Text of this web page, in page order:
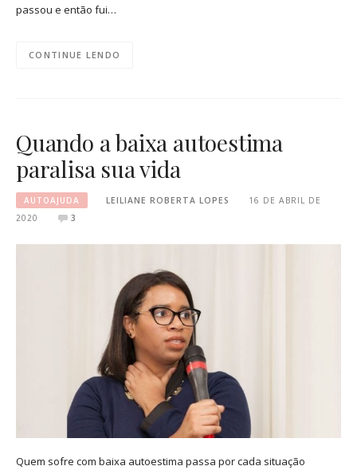
passou e então fui…
CONTINUE LENDO
Quando a baixa autoestima
paralisa sua vida
AUTOAJUDA LEILIANE ROBERTA LOPES
16 DE ABRIL DE
2020
3
Quem sofre com baixa autoestima passa por cada situação